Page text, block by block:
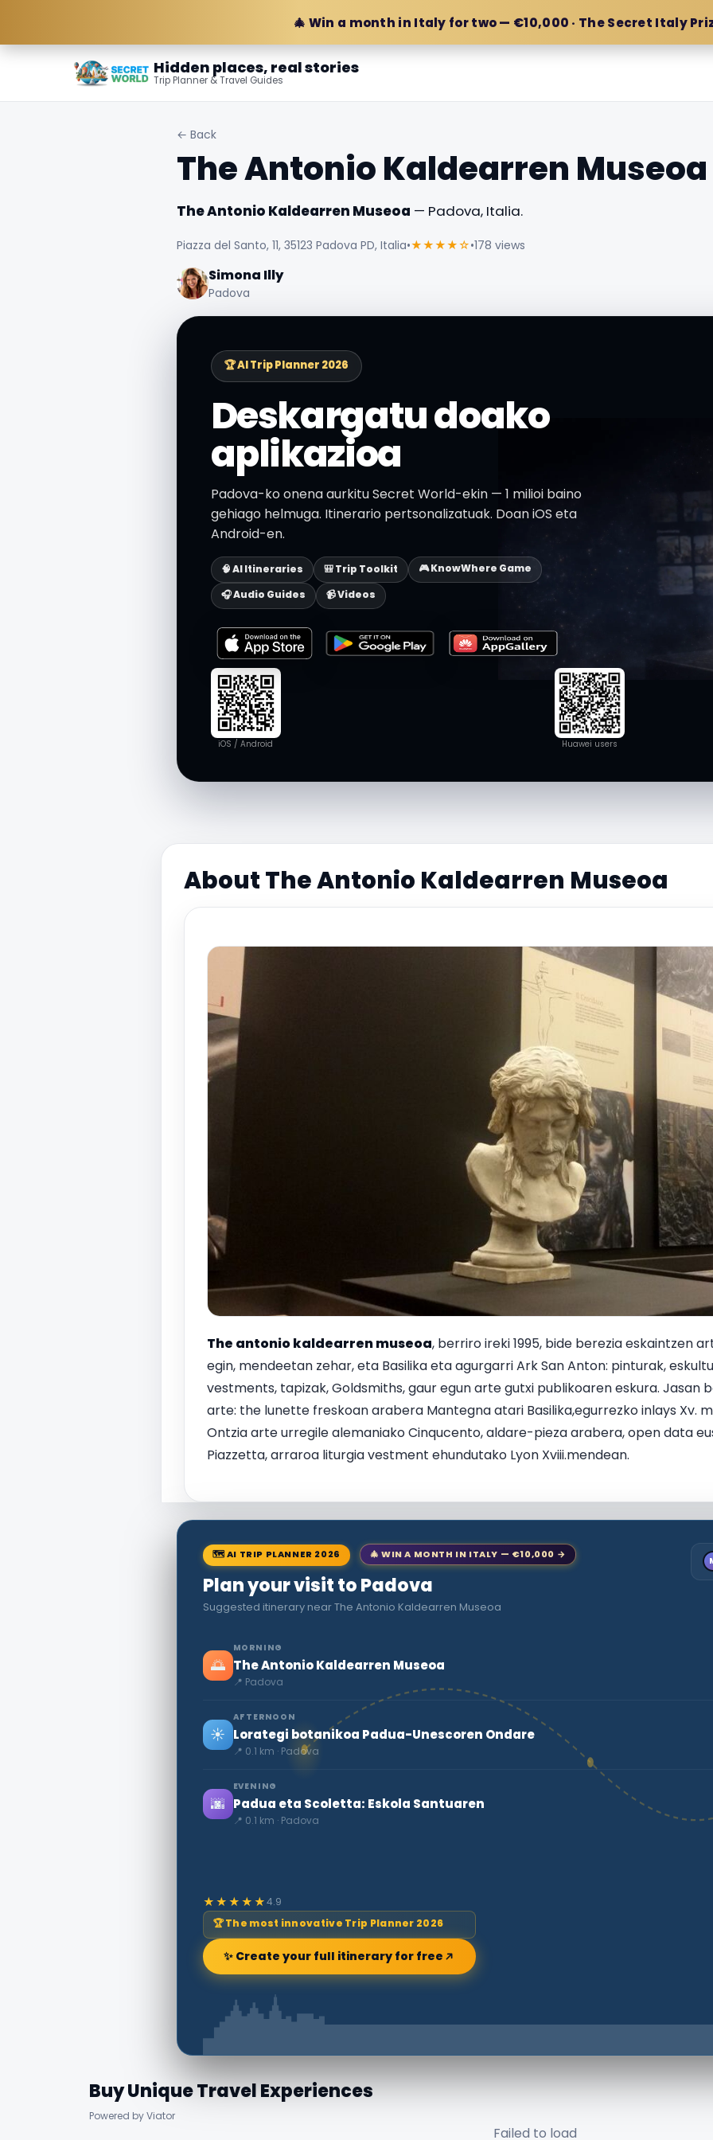
🎄 Win a month in Italy for two — €10,000 · The Secret Italy
Hidden places, real stories
Trip Planner & Travel Guides
← Back
The Antonio Kaldearren Museoa
The Antonio Kaldearren Museoa — Padova, Italia.
Piazza del Santo, 11, 35123 Padova PD, Italia•★★★★☆•178 views
Simona Illy
Padova
🏆 AI Trip Planner 2026
Deskargatu doako
aplikazioa
Padova-ko onena aurkitu Secret World-ekin — 1 milioi baino
gehiago helmuga. Itinerario pertsonalizatuak. Doan iOS eta
Android-en.
🧠 AI Itineraries 🎒 Trip Toolkit
🎮 KnowWhere Game
🎧 Audio Guides
📹 Videos
iOS / Android Huawei users
About The Antonio Kaldearren Museoa
The antonio kaldearren museoa, berriro ireki 1995, bide berezia eskaintzen
egin, mendeetan zehar, eta Basilika eta agurgarri Ark San Anton: pinturak,
vestments, tapizak, Goldsmiths, gaur egun arte gutxi publikoaren eskura. Jasan
arte: the lunette freskoan arabera Mantegna atari Basilika,egurrezko inlays Xv.
Ontzia arte urregile alemaniako Cinqucento, aldare-pieza arabera, open data
Piazzetta, arraroa liturgia vestment ehundutako Lyon Xviii.mendean.
🗺 AI TRIP PLANNER 2026 🎄 WIN A MONTH IN ITALY — €10,000 →
Plan your visit to Padova
Suggested itinerary near The Antonio Kaldearren Museoa
🌅
MORNING
The Antonio Kaldearren Museoa
📍 Padova
☀️
AFTERNOON
Lorategi botanikoa Padua-Unescoren Ondare
📍 0.1 km · Padova
🌆
EVENING
Padua eta Scoletta: Eskola Santuaren
📍 0.1 km · Padova
★★★★★4.9
🏆 The most innovative Trip Planner 2026
✨ Create your full itinerary for free
Buy Unique Travel Experiences
Powered by Viator
Failed to load